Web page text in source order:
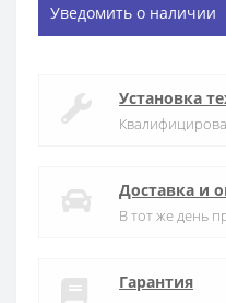
Уведомить о наличии
Установка
Доставка и
В тот же день
Гарантия